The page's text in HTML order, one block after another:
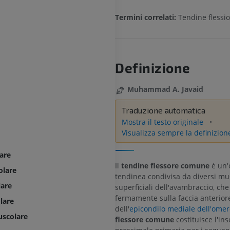
Termini correlati: Tendine
Definizione
Muhammad A. Javaid
Traduzione automatica
Mostra il testo originale
Visualizza sempre la
Il tendine flessore comune è
tendinea condivisa da diversi
superficiali dell'avambraccio,
fermamente sulla faccia
dell'epicondilo mediale
flessore comune costituisce